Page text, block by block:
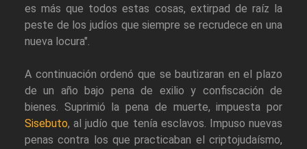
es más que todos estas cosas, extirpad de raíz la
peste de los judíos que siempre se recrudece en una
nueva locura".
A continuación ordenó que se bautizaran en el plazo
de un año bajo pena de exilio y confiscación de
bienes. Suprimió la pena de muerte, impuesta por
Sisebuto, al judío que tenía esclavos. Impuso nuevas
penas contra los que practicaban el criptojudaísmo,